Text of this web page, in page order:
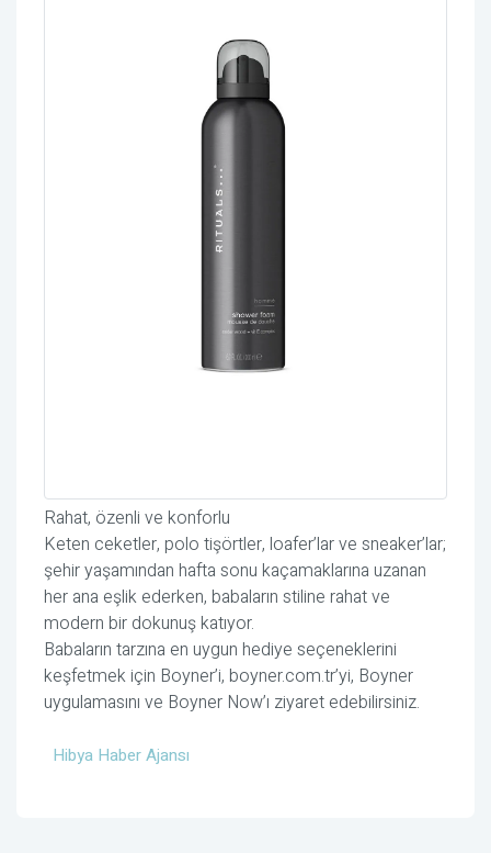
Rahat, özenli ve konforlu
Keten ceketler, polo tişörtler, loafer’lar ve sneaker’lar;
şehir yaşamından hafta sonu kaçamaklarına uzanan
her ana eşlik ederken, babaların stiline rahat ve
modern bir dokunuş katıyor.
Babaların tarzına en uygun hediye seçeneklerini
keşfetmek için Boyner’i, boyner.com.tr’yi, Boyner
uygulamasını ve Boyner Now’ı ziyaret edebilirsiniz.
Hibya Haber Ajansı